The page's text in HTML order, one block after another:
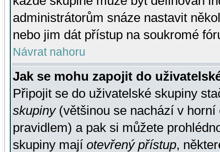
administrátorům snáze nastavit
nebo jim dát přístup na soukromé
Návrat nahoru
Jak se mohu zapojit do
Připojit se do uživatelské skupiny
skupiny(většinou se nachází v horní
pravidlem) a pak si můžete
skupiny mají otevřený přístup,